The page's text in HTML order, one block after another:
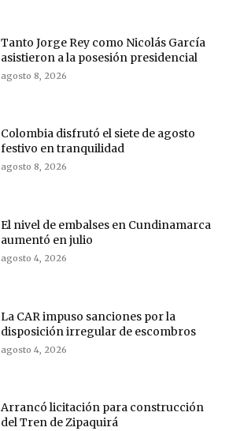
Tanto Jorge Rey como Nicolás García
asistieron a la posesión presidencial
agosto 8, 2026
Colombia disfrutó el siete de agosto
festivo en tranquilidad
agosto 8, 2026
El nivel de embalses en Cundinamarca
aumentó en julio
agosto 4, 2026
La CAR impuso sanciones por la
disposición irregular de escombros
agosto 4, 2026
Arrancó licitación para construcción
del Tren de Zipaquirá